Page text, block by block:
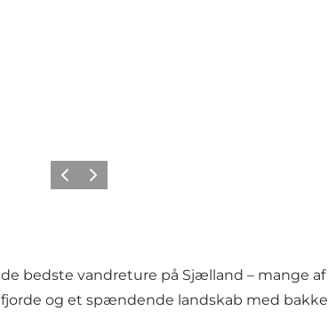
Forrige billede
Næste billede
bedste vandreture på Sjælland – mange
og et spændende landskab med